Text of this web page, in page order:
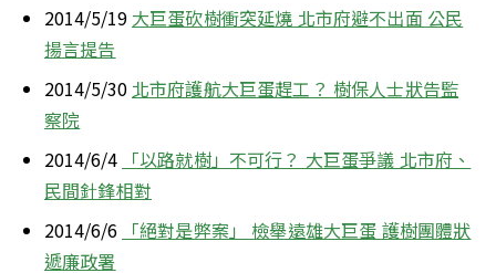
2014/5/19 大巨蛋砍樹衝突延燒 北市府避不出面 公民
揚言提告
2014/5/30 北市府護航大巨蛋趕工？ 樹保人士狀告監
察院
2014/6/4 「以路就樹」不可行？ 大巨蛋爭議 北市府、
民間針鋒相對
2014/6/6 「絕對是弊案」 檢舉遠雄大巨蛋 護樹團體狀
遞廉政署